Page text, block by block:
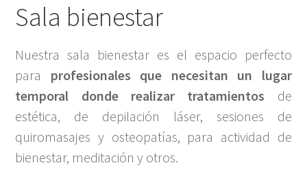
Sala bienestar
Nuestra sala bienestar es el espacio perfecto
para profesionales que necesitan un lugar
temporal donde realizar tratamientos de
estética, de depilación láser, sesiones de
quiromasajes y osteopatías, para actividad de
bienestar, meditación y otros.